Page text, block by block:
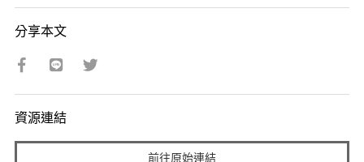
分享本文
資源連結
前往原始連結